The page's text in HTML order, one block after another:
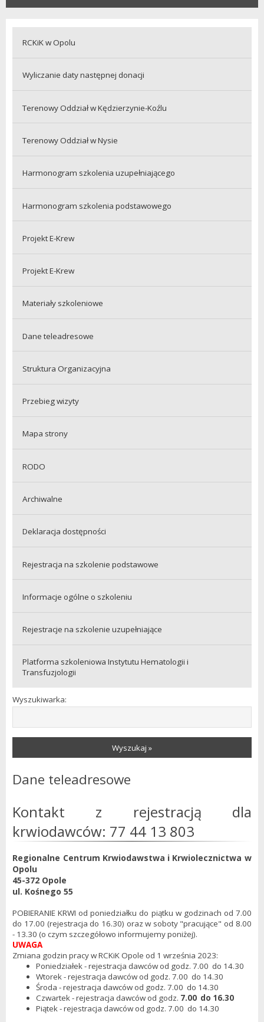
RCKiK w Opolu
Wyliczanie daty następnej donacji
Terenowy Oddział w Kędzierzynie-Koźlu
Terenowy Oddział w Nysie
Harmonogram szkolenia uzupełniającego
Harmonogram szkolenia podstawowego
Projekt E-Krew
Projekt E-Krew
Materiały szkoleniowe
Dane teleadresowe
Struktura Organizacyjna
Przebieg wizyty
Mapa strony
RODO
Archiwalne
Deklaracja dostępności
Rejestracja na szkolenie podstawowe
Informacje ogólne o szkoleniu
Rejestracje na szkolenie uzupełniające
Platforma szkoleniowa Instytutu Hematologii i
Transfuzjologii
Wyszukiwarka:
Wyszukaj »
Dane teleadresowe
Kontakt z rejestracją dla
krwiodawców: 77 44 13 803
Regionalne Centrum Krwiodawstwa i Krwiolecznictwa w
Opolu
45-372 Opole
ul. Kośnego 55
POBIERANIE KRWI od poniedziałku do piątku w godzinach od 7.00
do 17.00 (rejestracja do 16.30) oraz w soboty "pracujące" od 8.00
- 13.30 (o czym szczegółowo informujemy poniżej).
UWAGA
Zmiana godzin pracy w RCKiK Opole od 1 września 2023:
Poniedziałek - rejestracja dawców od godz. 7.00 do 14.30
Wtorek - rejestracja dawców od godz. 7.00 do 14.30
Środa - rejestracja dawców od godz. 7.00 do 14.30
Czwartek - rejestracja dawców od godz. 7.00 do 16.30
Piątek - rejestracja dawców od godz. 7.00 do 14.30